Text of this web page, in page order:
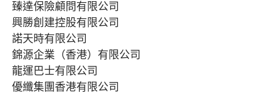
臻達保險顧問有限公司
興勝創建控股有限公司
諾天時有限公司
錦源企業（香港）有限公司
龍運巴士有限公司
優纖集團香港有限公司